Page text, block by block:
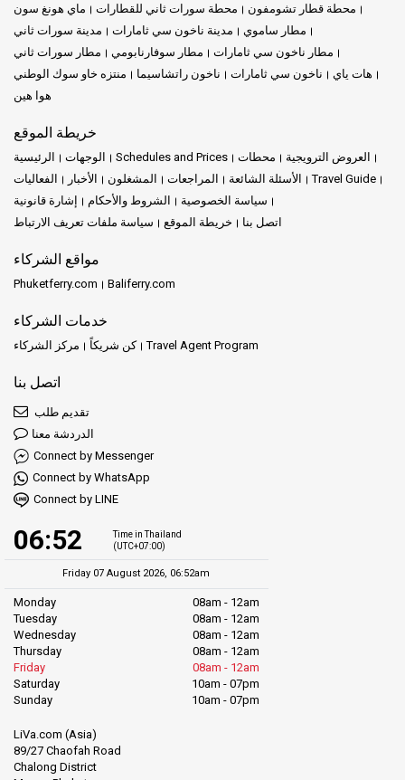
ماي هونغ سون
محطة سورات ثاني للقطارات
محطة قطار تشومفون
مدينة سورات ثاني
مدينة ناخون سي ثامارات
مطار ساموي
مطار سورات ثاني
مطار سوفارنابومي
مطار ناخون سي ثامارات
منتزه خاو سوك الوطني
ناخون راتشاسيما ناخون سي ثامارات
هات ياي
هوا هين
خريطة الموقع
الرئيسية الوجهات Schedules and Prices محطات
العروض الترويجية
الفعاليات
الأخبار المشغلون المراجعات الأسئلة الشائعة
Travel Guide
إشارة قانونية
الشروط والأحكام
سياسة الخصوصية
سياسة ملفات تعريف الارتباط
خريطة الموقع اتصل بنا
مواقع الشركاء
Phuketferry.com Baliferry.com
خدمات الشركاء
مركز الشركاء كن شريكاً Travel Agent Program
اتصل بنا
تقديم طلب
الدردشة معنا
Connect by Messenger
Connect by WhatsApp
Connect by LINE
06:52
Time in Thailand
(UTC+07:00)
Friday 07 August 2026, 06:52am
Monday
08am - 12am
Tuesday
08am - 12am
Wednesday
08am - 12am
Thursday
08am - 12am
Friday
08am - 12am
Saturday
10am - 07pm
Sunday
10am - 07pm
LiVa.com (Asia)
89/27 Chaofah Road
Chalong District